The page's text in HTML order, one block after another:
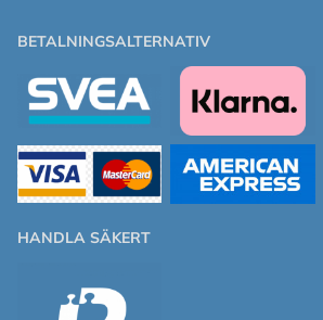
BETALNINGSALTERNATIV
HANDLA SÄKERT